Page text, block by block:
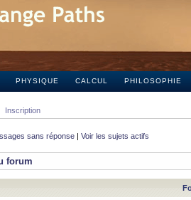
PHYSIQUE CALCUL PHILOSOPHIE
Inscription
sans réponse | Voir les sujets actifs
forum